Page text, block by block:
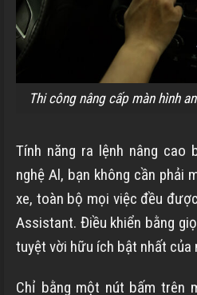
Thi công nâng cấp màn hình
Tính năng ra lệnh nâng cao
nghệ Al, bạn không cần phải
xe, toàn bộ mọi việc đều
Assistant. Điều khiển bằng
tuyệt vời hữu ích bật nhất của
Chỉ bằng một nút bấm trên